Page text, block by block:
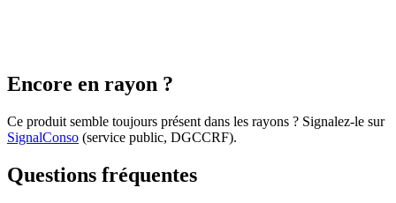
Encore en rayon ?
Ce produit semble toujours présent dans les rayons ? Signalez-le sur
SignalConso (service public, DGCCRF).
Questions fréquentes